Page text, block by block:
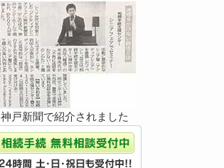
神戸新聞で紹介されました